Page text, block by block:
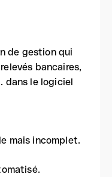
de gestion qui
bancaires,
dans le logiciel
mais incomplet.